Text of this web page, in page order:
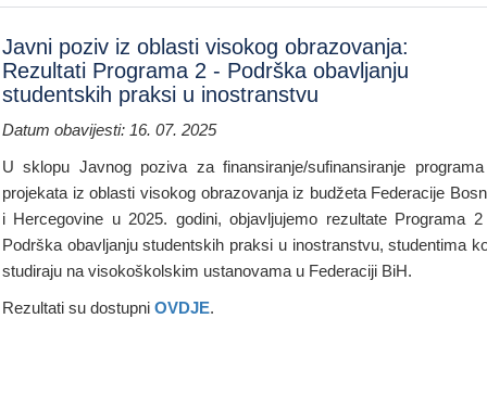
Javni poziv iz oblasti visokog obrazovanja:
Rezultati Programa 2 - Podrška obavljanju
studentskih praksi u inostranstvu
Datum obavijesti: 16. 07. 2025
U sklopu Javnog poziva za finansiranje/sufinansiranje
projekata iz oblasti visokog obrazovanja iz budžeta Federacije
i Hercegovine u 2025. godini, objavljujemo rezultate Programa
Podrška obavljanju studentskih praksi u inostranstvu, studentima
studiraju na visokoškolskim ustanovama u Federaciji BiH.
Rezultati su dostupni OVDJE.